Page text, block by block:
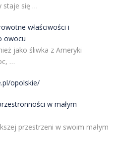
staje się …
właściwości i
owocu
jako śliwka z Ameryki
…
opolskie/
w małym
przestrzeni w swoim małym